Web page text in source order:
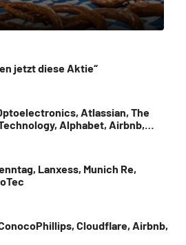
jetzt diese Aktie“
Atlassian, The
Alphabet, Airbnb,
Lanxess, Munich Re,
Cloudflare, Airbnb,